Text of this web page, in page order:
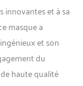
à
plus
un
innovantes et à sa
masque a
et son
du
haute qualité